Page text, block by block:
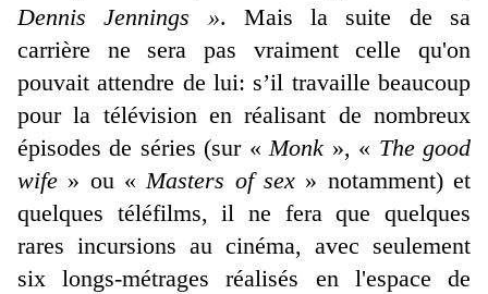
Dennis Jennings ». Mais la suite de sa
carrière ne sera pas vraiment celle qu'on
pouvait attendre de lui: s’il travaille beaucoup
pour la télévision en réalisant de nombreux
épisodes de séries (sur «Monk », « The good
wife » ou «Masters of sex » notamment) et
quelques téléfilms, il ne fera que quelques
rares incursions au cinéma, avec seulement
six longs-métrages réalisés en l'espace de